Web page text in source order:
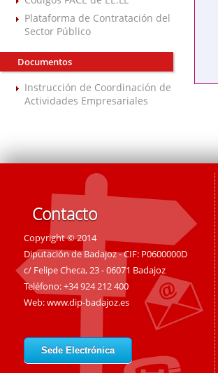
Plataforma de Contratación del
Sector Público
Documentos
Instrucción de Coordinación de
Actividades Empresariales
Contacto
Copyright © 2014
Diputación de Badajoz - CIF: P0600000D
c/ Felipe Checa, 23 - 06071 Badajoz
Teléfono: +34 924 212 400
Web:www.dip-badajoz.es
Sede Electrónica